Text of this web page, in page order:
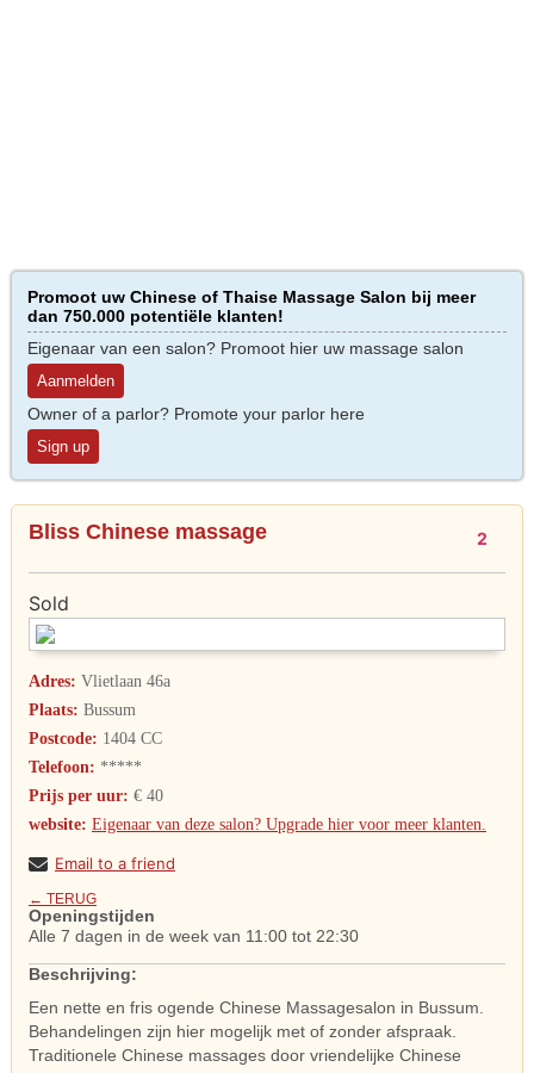
Promoot uw Chinese of Thaise Massage Salon bij meer
dan 750.000 potentiële klanten!
Eigenaar van een salon? Promoot hier uw massage salon
Aanmelden
Owner of a parlor? Promote your parlor here
Sign up
Bliss Chinese massage 2
Sold
Adres: Vlietlaan 46a
Plaats: Bussum
Postcode: 1404 CC
Telefoon: *****
Prijs per uur: € 40
website: Eigenaar van deze salon? Upgrade hier voor meer klanten.
Email to a friend
← TERUG
Openingstijden
Alle 7 dagen in de week van 11:00 tot 22:30
Beschrijving:
Een nette en fris ogende Chinese Massagesalon in Bussum.
Behandelingen zijn hier mogelijk met of zonder afspraak.
Traditionele Chinese massages door vriendelijke Chinese